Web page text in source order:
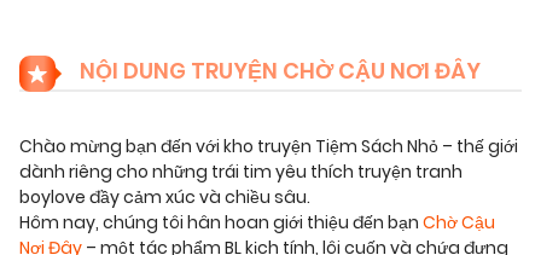
NỘI DUNG TRUYỆN CHỜ CẬU NƠI ĐÂY
Chào mừng bạn đến với kho truyện Tiệm Sách Nhỏ – thế giới
dành riêng cho những trái tim yêu thích truyện tranh
boylove đầy cảm xúc và chiều sâu.
Hôm nay, chúng tôi hân hoan giới thiệu đến bạn Chờ Cậu
Nơi Đây – một tác phẩm BL kịch tính, lôi cuốn và chứa đựng